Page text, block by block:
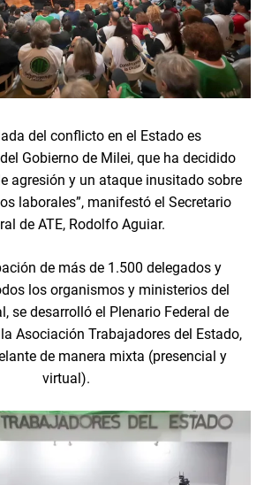
del conflicto en el Estado es
Gobierno de Milei, que ha decidido
agresión y un ataque inusitado sobre
laborales”, manifestó el Secretario
de ATE, Rodolfo Aguiar.
de más de 1.500 delegados y
los organismos y ministerios del
se desarrolló el Plenario Federal de
Asociación Trabajadores del Estado,
de manera mixta (presencial y
virtual).